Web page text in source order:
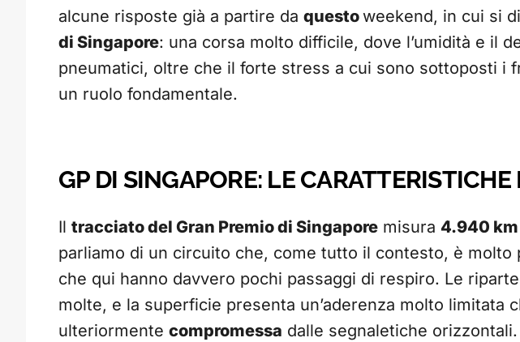
alcune risposte già a partire da questoweekend, in cui si
di Singapore: una corsa molto difficile, dove l’umidità e il
pneumatici, oltre che il forte stress a cui sono sottoposti i
un ruolo fondamentale.
GP DI SINGAPORE: LE
Il tracciato del Gran Premio di Singapore misura 4.940 km
parliamo di un circuito che, come tutto il contesto, è molto
che qui hanno davvero pochi passaggi di respiro. Le
molte, e la superficie presenta un’aderenza molto limitata
ulteriormente compromessa dalle segnaletiche